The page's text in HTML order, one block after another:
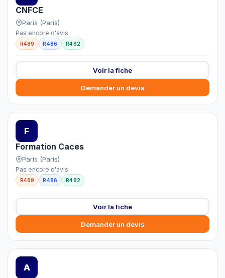
CNFCE
Paris (Paris)
Pas encore d'avis
R489 R486 R482
Voir la fiche
Demander un devis
F
Formation Caces
Paris (Paris)
Pas encore d'avis
R489 R486 R482
Voir la fiche
Demander un devis
A